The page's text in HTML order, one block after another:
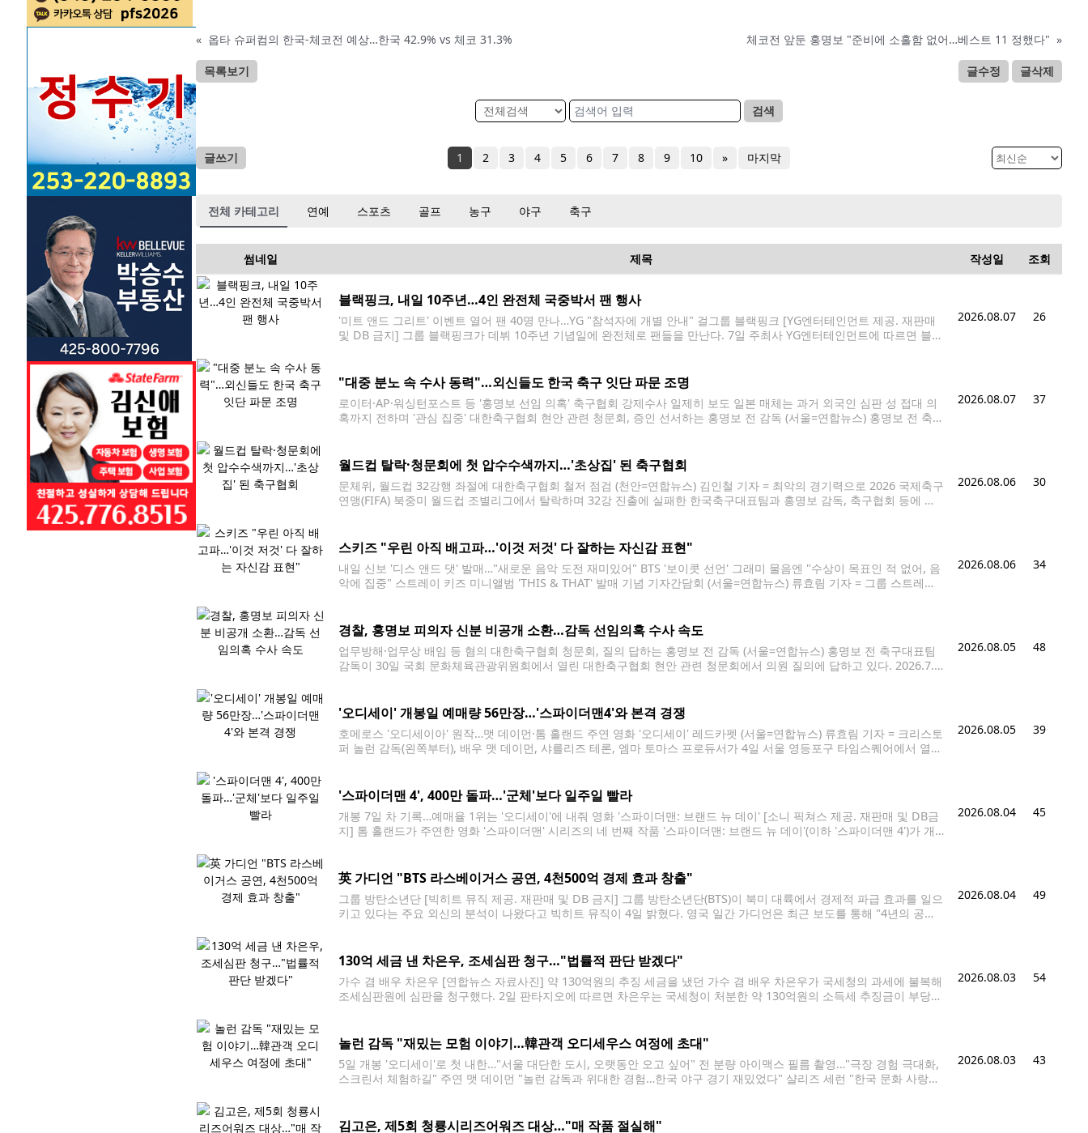
« 옵타 슈퍼컴의 한국-체코전 예상…한국 42.9% vs 체코 31.3% 체코전 앞둔 홍명보 "준비에 소홀함 없어…베스트 11 정했다" »
목록보기 글수정 글삭제
검색
글쓰기 1 2 3 4 5 6 7 8 9 10 » 마지막
전체 카테고리 연예 스포츠 골프 농구 야구 축구
썸네일 제목 작성일 조회
블랙핑크, 내일 10주년…4인 완전체 국중박서 팬 행사
'미트 앤드 그리트' 이벤트 열어 팬 40명 만나…YG "참석자에 개별 안내" 걸그룹 블랙핑크 [YG엔터테인먼트 제공. 재판매
및 DB 금지] 그룹 블랙핑크가 데뷔 10주년 기념일에 완전체로 팬들을 만난다. 7일 주최사 YG엔터테인먼트에 따르면 블랙
2026.08.07 26
"대중 분노 속 수사 동력"…외신들도 한국 축구 잇단 파문 조명
로이터·AP·워싱턴포스트 등 '홍명보 선임 의혹' 축구협회 강제수사 일제히 보도 일본 매체는 과거 외국인 심판 성 접대 의
혹까지 전하며 '관심 집중' 대한축구협회 현안 관련 청문회, 증인 선서하는 홍명보 전 감독 (서울=연합뉴스) 홍명보 전 축구
2026.08.07 37
월드컵 탈락·청문회에 첫 압수수색까지…'초상집' 된 축구협회
문체위, 월드컵 32강행 좌절에 대한축구협회 철저 점검 (천안=연합뉴스) 김인철 기자 = 최악의 경기력으로 2026 국제축구
연맹(FIFA) 북중미 월드컵 조별리그에서 탈락하며 32강 진출에 실패한 한국축구대표팀과 홍명보 감독, 축구협회 등에 대
2026.08.06 30
스키즈 "우린 아직 배고파…'이것 저것' 다 잘하는 자신감 표현"
내일 신보 '디스 앤드 댓' 발매…"새로운 음악 도전 재미있어" BTS '보이콧 선언' 그래미 물음엔 "수상이 목표인 적 없어, 음
악에 집중" 스트레이 키즈 미니앨범 'THIS & THAT' 발매 기념 기자간담회 (서울=연합뉴스) 류효림 기자 = 그룹 스트레이
2026.08.06 34
경찰, 홍명보 피의자 신분 비공개 소환…감독 선임의혹 수사 속도
업무방해·업무상 배임 등 혐의 대한축구협회 청문회, 질의 답하는 홍명보 전 감독 (서울=연합뉴스) 홍명보 전 축구대표팀
감독이 30일 국회 문화체육관광위원회에서 열린 대한축구협회 현안 관련 청문회에서 의원 질의에 답하고 있다. 2026.7.3
2026.08.05 48
'오디세이' 개봉일 예매량 56만장…'스파이더맨4'와 본격 경쟁
호메로스 '오디세이아' 원작…맷 데이먼·톰 홀랜드 주연 영화 '오디세이' 레드카펫 (서울=연합뉴스) 류효림 기자 = 크리스토
퍼 놀런 감독(왼쪽부터), 배우 맷 데이먼, 샤를리즈 테론, 엠마 토마스 프로듀서가 4일 서울 영등포구 타임스퀘어에서 열린
2026.08.05 39
'스파이더맨 4', 400만 돌파…'군체'보다 일주일 빨라
개봉 7일 차 기록…예매율 1위는 '오디세이'에 내줘 영화 '스파이더맨: 브랜드 뉴 데이' [소니 픽쳐스 제공. 재판매 및 DB금
지] 톰 홀랜드가 주연한 영화 '스파이더맨' 시리즈의 네 번째 작품 '스파이더맨: 브랜드 뉴 데이'(이하 '스파이더맨 4')가 개
2026.08.04 45
英 가디언 "BTS 라스베이거스 공연, 4천500억 경제 효과 창출"
그룹 방탄소년단 [빅히트 뮤직 제공. 재판매 및 DB 금지] 그룹 방탄소년단(BTS)이 북미 대륙에서 경제적 파급 효과를 일으
키고 있다는 주요 외신의 분석이 나왔다고 빅히트 뮤직이 4일 밝혔다. 영국 일간 가디언은 최근 보도를 통해 "4년의 공백
2026.08.04 49
130억 세금 낸 차은우, 조세심판 청구…"법률적 판단 받겠다"
가수 겸 배우 차은우 [연합뉴스 자료사진] 약 130억원의 추징 세금을 냈던 가수 겸 배우 차은우가 국세청의 과세에 불복해
조세심판원에 심판을 청구했다. 2일 판타지오에 따르면 차은우는 국세청이 처분한 약 130억원의 소득세 추징금이 부당하
2026.08.03 54
놀런 감독 "재밌는 모험 이야기…韓관객 오디세우스 여정에 초대"
5일 개봉 '오디세이'로 첫 내한…"서울 대단한 도시, 오랫동안 오고 싶어" 전 분량 아이맥스 필름 촬영…"극장 경험 극대화,
스크린서 체험하길" 주연 맷 데이먼 "놀런 감독과 위대한 경험…한국 야구 경기 재밌었다" 샬리즈 세런 "한국 문화 사랑
2026.08.03 43
김고은, 제5회 청룡시리즈어워즈 대상…"매 작품 절실해"